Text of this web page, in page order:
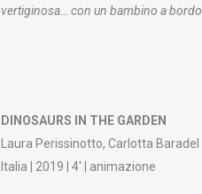
vertiginosa… con un bambino a bordo.
DINOSAURS IN THE GARDEN
Laura Perissinotto, Carlotta Baradel
Italia | 2019 | 4′ | animazione